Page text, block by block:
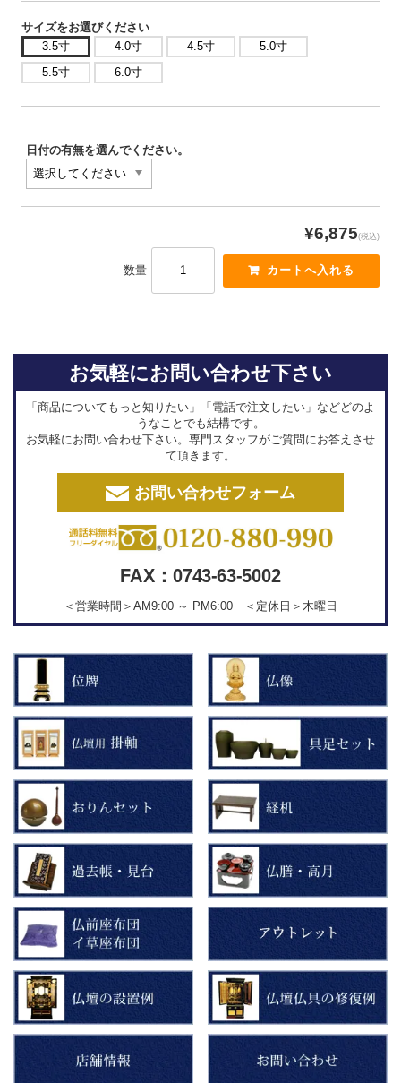
サイズをお選びください
3.5寸
4.0寸 4.5寸
5.0寸
5.5寸
6.0寸
日付の有無を選んでください。
¥6,875(税込)
数量
お気軽にお問い合わせ下さい
「商品についてもっと知りたい」「電話で注文したい」などどのよ
うなことでも結構です。
お気軽にお問い合わせ下さい。専門スタッフがご質問にお答えさせ
て頂きます。
お問い合わせフォーム
FAX：0743-63-5002
＜営業時間＞AM9:00 ～ PM6:00 ＜定休日＞木曜日